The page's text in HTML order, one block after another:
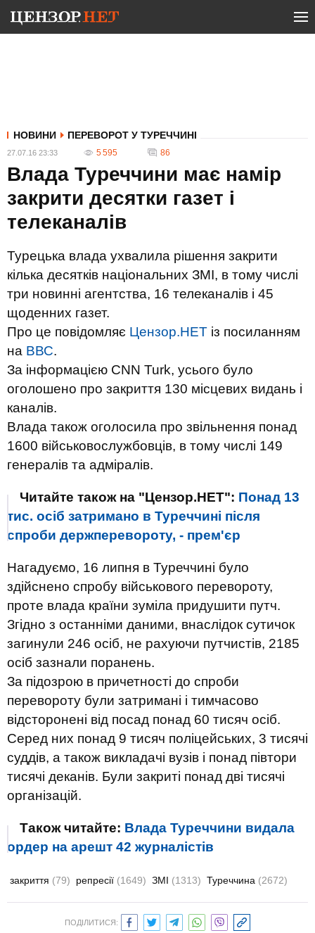
НОВИНИ ПЕРЕВОРОТ У ТУРЕЧЧИНІ
27.07.16 23:33 5 595 86
Влада Туреччини має намір
закрити десятки газет і
телеканалів
Турецька влада ухвалила рішення закрити
кілька десятків національних ЗМІ, в тому числі
три новинні агентства, 16 телеканалів і 45
щоденних газет.
Про це повідомляє Цензор.НЕТ із посиланням
на ВВС.
За інформацією CNN Turk, усього було
оголошено про закриття 130 місцевих видань і
каналів.
Влада також оголосила про звільнення понад
1600 військовослужбовців, в тому числі 149
генералів та адміралів.
Читайте також на "Цензор.НЕТ": Понад 13
тис. осіб затримано в Туреччині після
спроби держперевороту, - прем'єр
Нагадуємо, 16 липня в Туреччині було
здійснено спробу військового перевороту,
проте влада країни зуміла придушити путч.
Згідно з останніми даними, внаслідок сутичок
загинули 246 осіб, не рахуючи путчистів, 2185
осіб зазнали поранень.
За підозрою в причетності до спроби
перевороту були затримані і тимчасово
відсторонені від посад понад 60 тисяч осіб.
Серед них понад 9 тисяч поліцейських, 3 тисячі
суддів, а також викладачі вузів і понад півтори
тисячі деканів. Були закриті понад дві тисячі
організацій.
Також читайте: Влада Туреччини видала
ордер на арешт 42 журналістів
закриття (79) репресії (1649) ЗМІ (1313) Туреччина (2672)
ПОДІЛИТИСЯ: